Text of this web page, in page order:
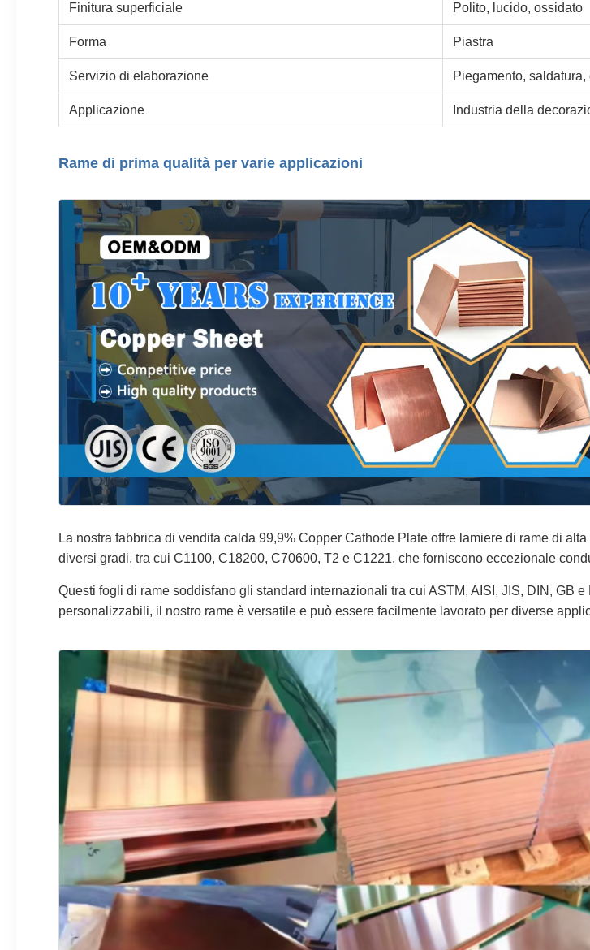
Finitura superficiale Polito, lucido, ossidato
Forma Piastra
Servizio di elaborazione Piegamento,
Applicazione Industria della
Rame di prima qualità per varie applicazioni
La nostra fabbrica di vendita calda 99,9% Copper Cathode Plate offre lamiere di rame di
diversi gradi, tra cui C1100, C18200, C70600, T2 e C1221, che forniscono eccezionale
Questi fogli di rame soddisfano gli standard internazionali tra cui ASTM, AISI, JIS, DIN, GB
personalizzabili, il nostro rame è versatile e può essere facilmente lavorato per diverse